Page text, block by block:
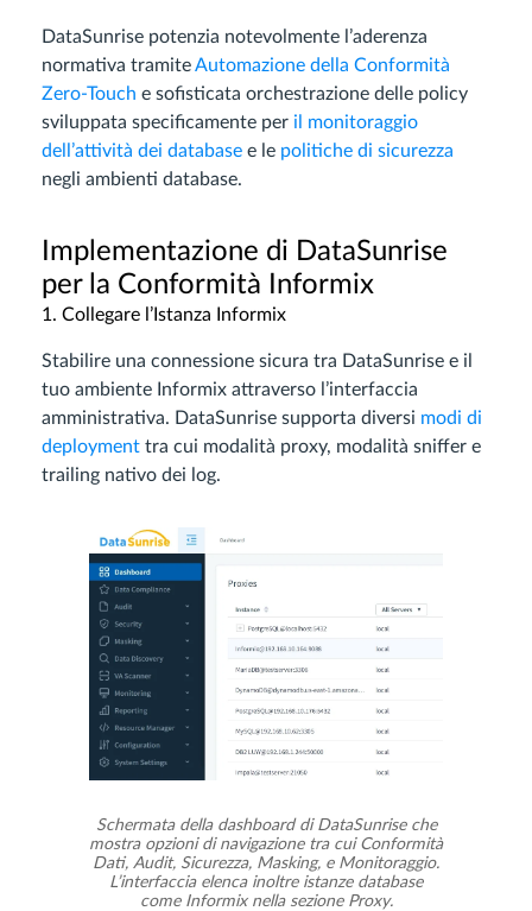
DataSunrise potenzia notevolmente l’aderenza
normativa tramiteAutomazione della Conformità
Zero-Touch e sofisticata orchestrazione delle policy
sviluppata specificamente per il monitoraggio
dell’attività dei database e le politiche di sicurezza
negli ambienti database.
Implementazione di DataSunrise
per la Conformità Informix
1. Collegare l’Istanza Informix
Stabilire una connessione sicura tra DataSunrise e il
tuo ambiente Informix attraverso l’interfaccia
amministrativa. DataSunrise supporta diversi modi di
deployment tra cui modalità proxy, modalità sniffer e
trailing nativo dei log.
Schermata della dashboard di DataSunrise che
mostra opzioni di navigazione tra cui Conformità
Dati, Audit, Sicurezza, Masking, e Monitoraggio.
L’interfaccia elenca inoltre istanze database
come Informix nella sezione Proxy.